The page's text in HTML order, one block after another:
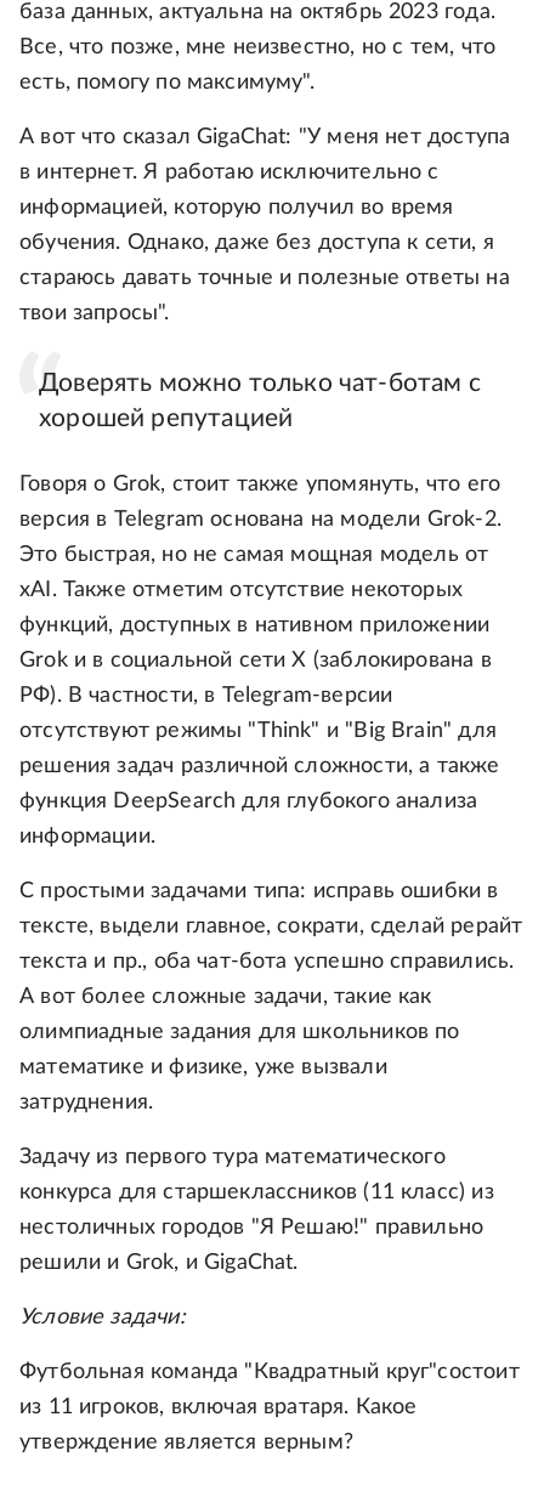
база данных, актуальна на октябрь 2023 года.
Все, что позже, мне неизвестно, но с тем, что
есть, помогу по максимуму".
А вот что сказал GigaChat: "У меня нет доступа
в интернет. Я работаю исключительно с
информацией, которую получил во время
обучения. Однако, даже без доступа к сети, я
стараюсь давать точные и полезные ответы на
твои запросы".
Доверять можно только чат-ботам с
хорошей репутацией
Говоря о Grok, стоит также упомянуть, что его
версия в Telegram основана на модели Grok-2.
Это быстрая, но не самая мощная модель от
xAI. Также отметим отсутствие некоторых
функций, доступных в нативном приложении
Grok и в социальной сети X (заблокирована в
РФ). В частности, в Telegram-версии
отсутствуют режимы "Think" и "Big Brain" для
решения задач различной сложности, а также
функция DeepSearch для глубокого анализа
информации.
С простыми задачами типа: исправь ошибки в
тексте, выдели главное, сократи, сделай рерайт
текста и пр., оба чат-бота успешно справились.
А вот более сложные задачи, такие как
олимпиадные задания для школьников по
математике и физике, уже вызвали
затруднения.
Задачу из первого тура математического
конкурса для старшеклассников (11 класс) из
нестоличных городов "Я Решаю!" правильно
решили и Grok, и GigaChat.
Условие задачи:
Футбольная команда "Квадратный круг"состоит
из 11 игроков, включая вратаря. Какое
утверждение является верным?